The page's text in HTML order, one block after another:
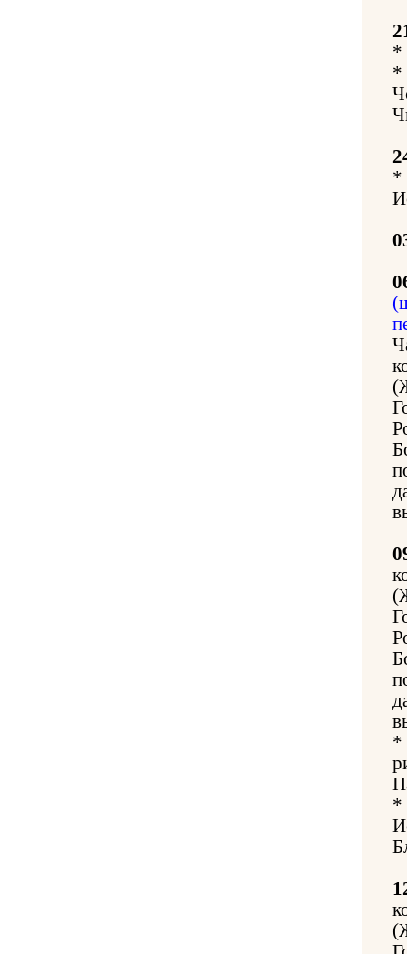
*
*
*
*
*